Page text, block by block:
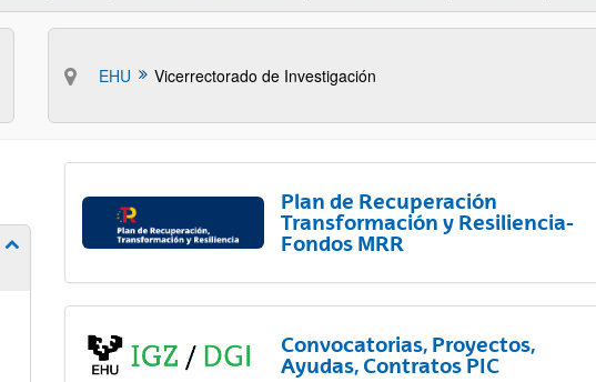
EHU Vicerrectorado de Investigación
Mostrar/ocultar subpáginas
Plan de Recuperación
Transformación y Resiliencia-
Fondos MRR
Convocatorias, Proyectos,
Ayudas, Contratos PIC